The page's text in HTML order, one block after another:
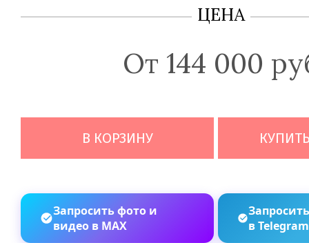
ЦЕНА
От 144 000
В КОРЗИНУ
Запросить фото и
видео в MAX
в